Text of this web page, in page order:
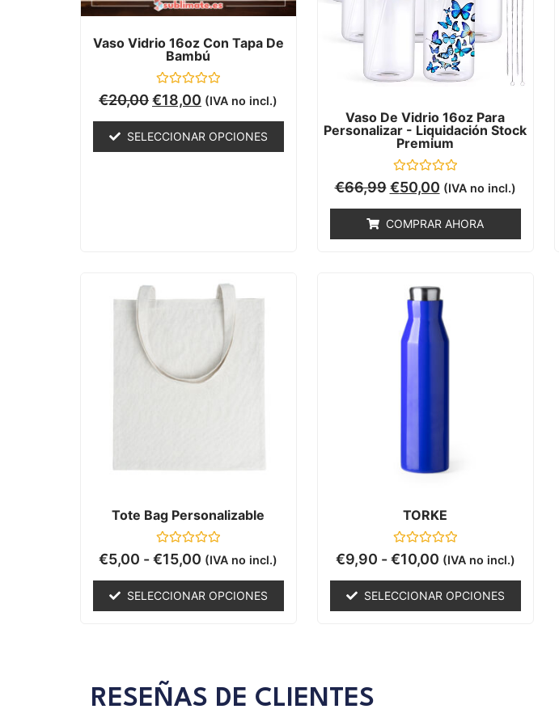
Vaso Vidrio 16oz Con Tapa De
Bambú
Valorado
con
5
€20,00€18,00 (IVA no incl.)
SELECCIONAR OPCIONES
Vaso De Vidrio 16oz Para
Personalizar - Liquidación Stock
Premium
Valorado
con
5
€66,99 €50,00 (IVA no incl.)
COMPRAR AHORA
Tote Bag Personalizable
Valorado
con
5
€5,00 -€15,00 (IVA no incl.)
SELECCIONAR OPCIONES
TORKE
Valorado
con
5
€9,90 - €10,00 (IVA no incl.)
SELECCIONAR OPCIONES
RESEÑAS DE CLIENTES